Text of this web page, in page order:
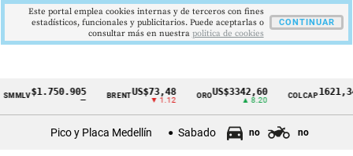
Cintillo
$1.750.905 BRENTUS$73,48
▼ 1.12
ORO US$3342,60
▲ 8.20
COLCAP1621,34
Pico y Placa Medellín Sabado no no
Este portal emplea cookies internas y de terceros con fines
estadísticos, funcionales y publicitarios. Puede aceptarlas o
consultar más en nuestra politica de cookies
CONTINUAR